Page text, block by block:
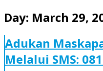
Day: March 29,
Adukan
Melalui SMS: